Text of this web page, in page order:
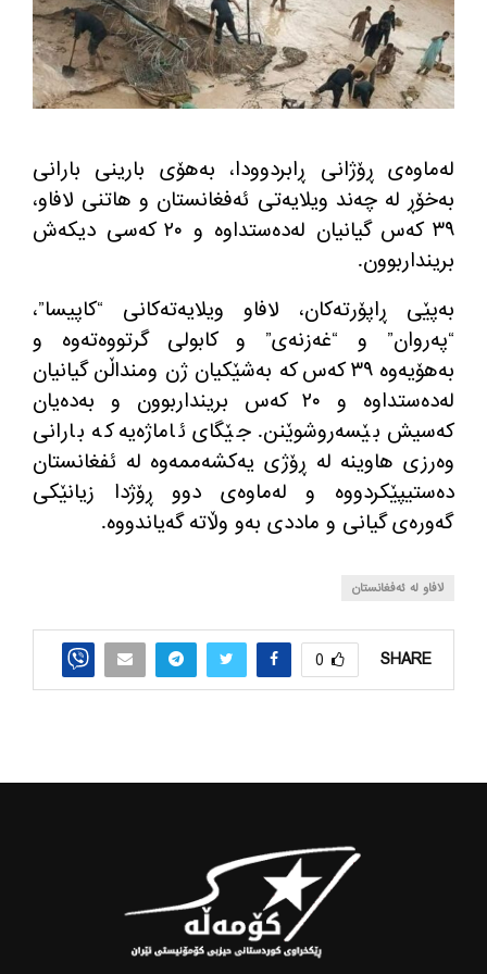
له‌ماوه‌ی ڕۆژانی ڕابردوودا، به‌هۆی بارینی بارانی
به‌خۆڕ له‌ چه‌ند ویلایه‌تی ئه‌فغانستان و هاتنی لافاو،
٣٩ كه‌س گیانیان له‌ده‌ستداوه‌ و ٢٠ كه‌سی دیكه‌ش
برینداربوون.
به‌پێی ڕاپۆرته‌كان، لافاو ویلایه‌ته‌كانی “كاپیسا”،
“په‌روان” و “غه‌زنه‌ی” و كابولی گرتووه‌ته‌وه‌ و
به‌هۆیه‌وه‌ ٣٩ كه‌س كه‌ به‌شێكیان ژن ومنداڵن گیانیان
له‌ده‌ستداوه‌ و ٢٠ كه‌س برینداربوون و به‌ده‌یان
كه‌سیش بێسه‌روشوێنن. جێگای ئاماژه‌یه‌ كه‌ بارانی
وه‌رزی هاوینه‌ له‌ ڕۆژی یه‌كشه‌ممه‌وه‌ له‌ ئفغانستان
ده‌ستیپێكردووه‌ و له‌ماوه‌ی دوو ڕۆژدا زیانێكی
گه‌وره‌ی گیانی و ماددی به‌و وڵاته‌ گه‌یاندووه‌.
لافاو له‌ ئه‌فغانستان
SHARE
0